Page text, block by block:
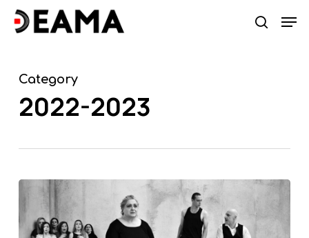
Skip
content
search
Category
2022-2023